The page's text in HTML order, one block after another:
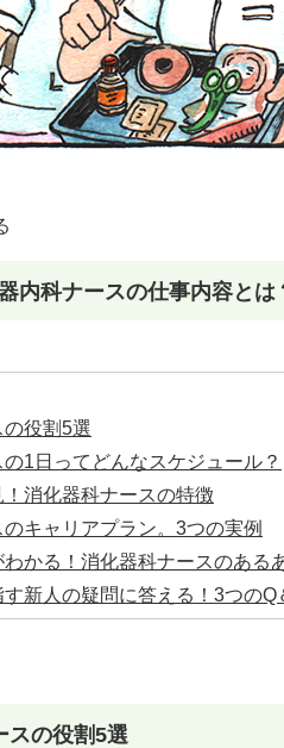
内科ナースの仕事内容とは
の役割5選
の1日ってどんなスケジュール？
！消化器科ナースの特徴
のキャリアプラン。3つの実例
わかる！消化器科ナースのある
す新人の疑問に答える！3つのQ
スの役割5選